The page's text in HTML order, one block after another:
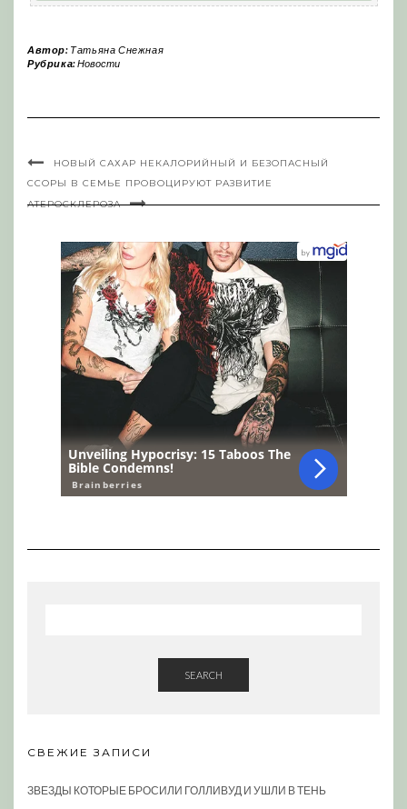
Автор: Татьяна Снежная
Рубрика:Новости
НОВЫЙ САХАР НЕКАЛОРИЙНЫЙ И БЕЗОПАСНЫЙ
ССОРЫ В СЕМЬЕ ПРОВОЦИРУЮТ РАЗВИТИЕ
АТЕРОСКЛЕРОЗА
SEARCH
СВЕЖИЕ ЗАПИСИ
ЗВЕЗДЫ КОТОРЫЕ БРОСИЛИ ГОЛЛИВУД И УШЛИ В ТЕНЬ